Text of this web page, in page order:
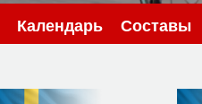
Календарь Составы